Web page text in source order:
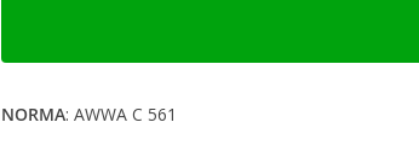
NORMA: AWWA C 561